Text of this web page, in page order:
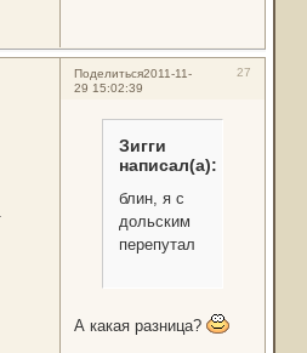
Поделиться 27
2011-11-
29 15:02:39
Зигги
написал(а):
блин, я с
дольским
перепутал
А какая разница?